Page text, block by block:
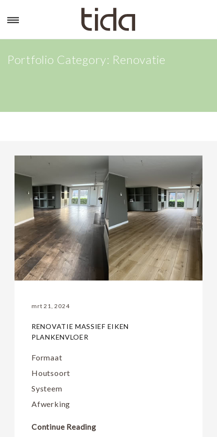
Portfolio Category: Renovatie
mrt 21, 2024
RENOVATIE MASSIEF EIKEN
PLANKENVLOER
Formaat
Houtsoort
Systeem
Afwerking
Continue Reading